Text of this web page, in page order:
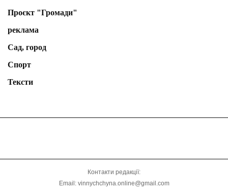
Проєкт "Громади"
реклама
Сад, город
Спорт
Тексти
Контакти редакції:
Email: vinnychchyna.online@gmail.com